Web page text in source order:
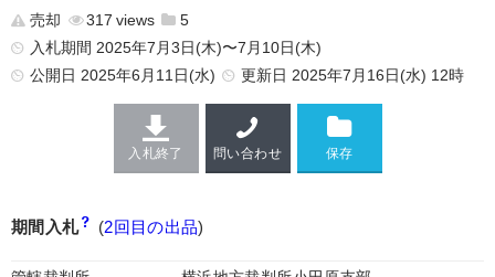
売却 317
5
入札期間 2025年7月3日(木)〜7月10日(木)
公開日 2025年6月11日(水) 更新日 2025年7月16日(水) 12時
入札終了 問い合わせ
期間入札 (2回目の出品)